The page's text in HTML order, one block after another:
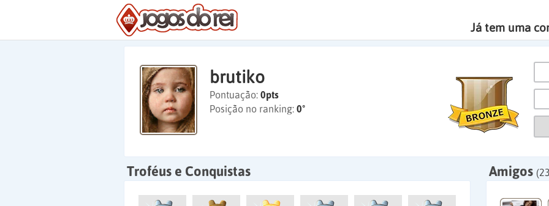
Já tem uma
brutiko
Pontuação: 0pts
Posição no ranking: 0º
Troféus e Conquistas Amigos